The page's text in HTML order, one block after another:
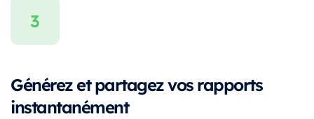
Générez et partagez vos rapports
instantanément